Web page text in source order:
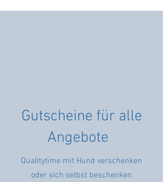
Gutscheine für alle
Angebote
Qualitytime mit Hund verschenken
oder sich selbst beschenken